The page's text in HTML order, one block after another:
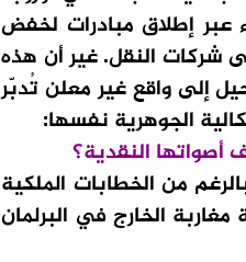
عبر إطلاق مبادرات لخفض
شركات النقل. غير أن هذه
إلى واقع غير معلن تُدبّر
الجوهرية نفسها:
النقدية؟
من الخطابات الملكية
مغاربة الخارج في البرلمان